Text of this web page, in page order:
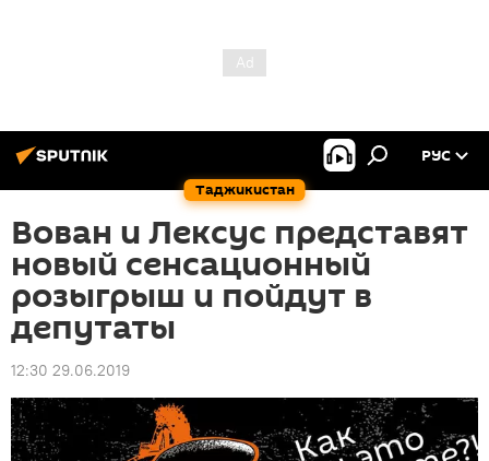
Таджикистан
РУС
Вован и Лексус представят
новый сенсационный
розыгрыш и пойдут в
депутаты
12:30 29.06.2019